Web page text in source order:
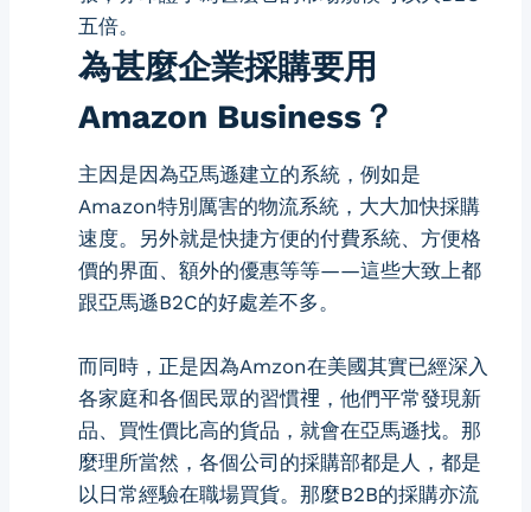
五倍。
為甚麼企業採購要用
Amazon Business？
主因是因為亞馬遜建立的系統，例如是
Amazon特別厲害的物流系統，大大加快採購
速度。另外就是快捷方便的付費系統、方便格
價的界面、額外的優惠等等——這些大致上都
跟亞馬遜B2C的好處差不多。
而同時，正是因為Amzon在美國其實已經深入
各家庭和各個民眾的習慣𥚃，他們平常發現新
品、買性價比高的貨品，就會在亞馬遜找。那
麼理所當然，各個公司的採購部都是人，都是
以日常經驗在職場買貨。那麼B2B的採購亦流